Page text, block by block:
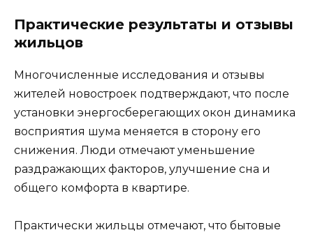
Практические результаты и отзывы
жильцов
Многочисленные исследования и отзывы
жителей новостроек подтверждают, что после
установки энергосберегающих окон динамика
восприятия шума меняется в сторону его
снижения. Люди отмечают уменьшение
раздражающих факторов, улучшение сна и
общего комфорта в квартире.
Практически жильцы отмечают, что бытовые